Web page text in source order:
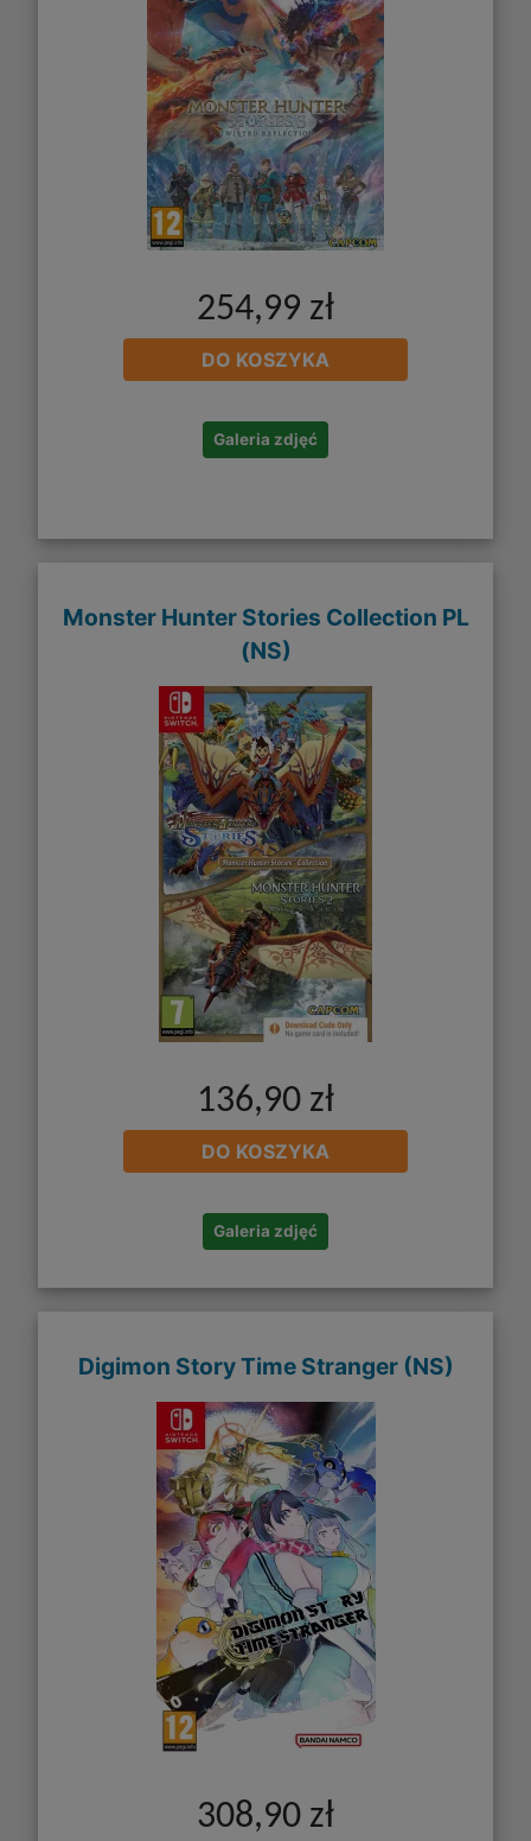
254,99 zł
DO KOSZYKA
Galeria zdjęć
Monster Hunter Stories Collection PL
(NS)
136,90 zł
DO KOSZYKA
Galeria zdjęć
Digimon Story Time Stranger (NS)
308,90 zł